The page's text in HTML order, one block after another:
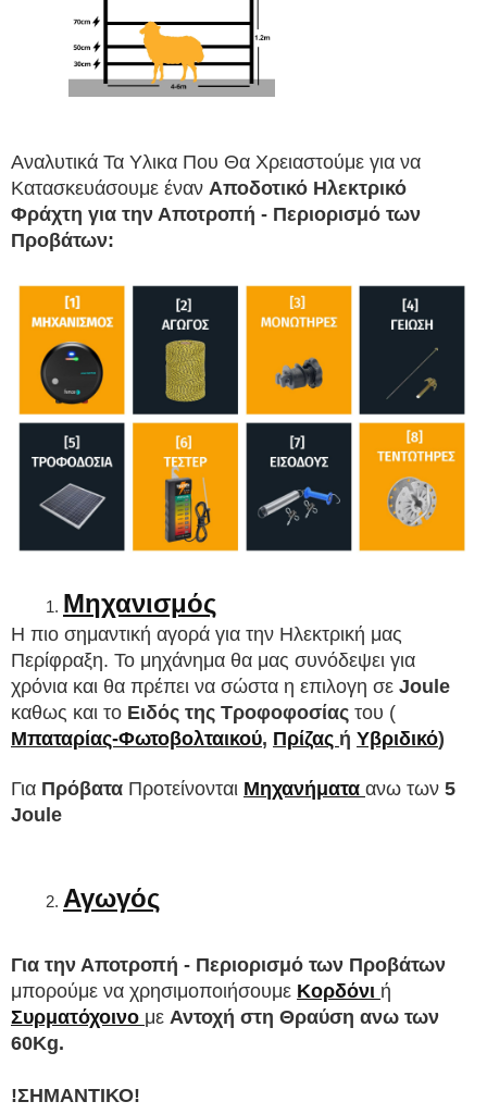
Αναλυτικά Τα Υλικα Που Θα Χρειαστούμε για να
Κατασκευάσουμε έναν Αποδοτικό Ηλεκτρικό
Φράχτη για την Αποτροπή - Περιορισμό των
Προβάτων:
Μηχανισμός
Η πιο σημαντική αγορά για την Ηλεκτρική μας
Περίφραξη. Το μηχάνημα θα μας συνόδεψει για
χρόνια και θα πρέπει να σώστα η επιλογη σε
καθως και το Eιδός της Τροφοφοσίας του (
Μπαταρίας-Φωτοβολταικού, Πρίζας ή Υβριδικό)
Για Πρόβατα Προτείνονται Μηχανήματα ανω των 5
Joule
Αγωγός
Για την Αποτροπή - Περιορισμό των Προβάτων
μπορούμε να χρησιμοποιήσουμε Κορδόνι ή
Συρματόχοινο με Αντοχή στη Θραύση ανω των
60Kg.
!ΣΗΜΑΝΤΙΚΟ!